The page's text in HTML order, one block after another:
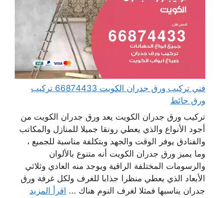
فني تركيب ورق جدران الكويت 66874433 تركيب
ورق حائط
تركيب ورق جدران الكويت يعد ورق جدران الكويت من
أجود الأنواع والذي يعطي رونقا جميلا للمنازل والمكاتب
والفنادق يوفر الوقت والجهد وبتكلفة مناسبة للجميع ،
وما يميز ورق جدران الكويت أنه متنوع بالألوان
والرسومات المختلفة الراقية ويوجد منه العادي وثلاثي
الأبعاد الذي يعطي منظرا جذابا للغرف ولكل غرفة ورق
جدران يناسبها فمثلا لغرف النوم هناك ... اقرأ المزيد